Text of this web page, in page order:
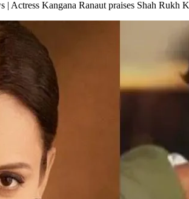
| Actress Kangana Ranaut praises Shah